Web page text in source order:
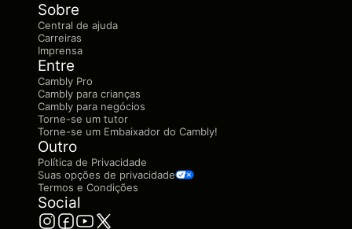
Sobre
Central de ajuda
Carreiras
Imprensa
Entre
Cambly Pro
Cambly para crianças
Cambly para negócios
Torne-se um tutor
Torne-se um Embaixador do Cambly!
Outro
Política de Privacidade
Suas opções de privacidade
Termos e Condições
Social